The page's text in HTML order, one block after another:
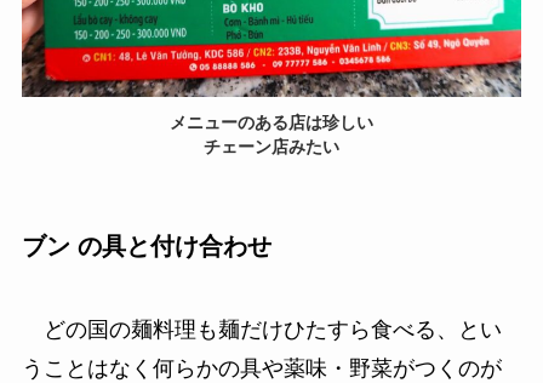
メニューのある店は珍しい
チェーン店みたい
ブン の具と付け合わせ
どの国の麺料理も麺だけひたすら食べる、とい
うことはなく何らかの具や薬味・野菜がつくのが